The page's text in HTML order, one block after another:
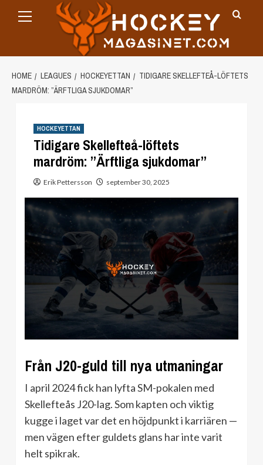
Menu
HOME LEAGUES HOCKEYETTAN
TIDIGARE SKELLEFTEÅ-LÖFTETS
MARDRÖM: ”ÄRFTLIGA SJUKDOMAR”
HOCKEYETTAN
Tidigare Skellefteå-löftets
mardröm: ”Ärftliga sjukdomar”
Erik Pettersson september 30, 2025
Från J20-guld till nya utmaningar
I april 2024 fick han lyfta SM-pokalen med
Skellefteås J20-lag. Som kapten och viktig
kugge i laget var det en höjdpunkt i karriären —
men vägen efter guldets glans har inte varit
helt spikrak.